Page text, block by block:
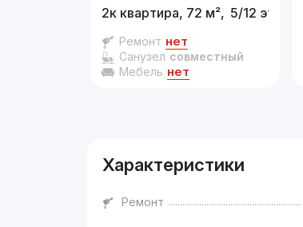
2к квартира, 72 м², 5/12 эт.
Ремонт нет
Санузел совместный
Мебель нет
Характеристики
Ремонт